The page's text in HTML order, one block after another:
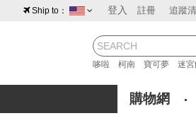
登入 註冊 追蹤
哆啦 柯南 寶可夢 迷
Ship to：
紐西蘭
購物網